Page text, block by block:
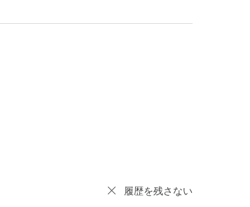
履歴を残さない